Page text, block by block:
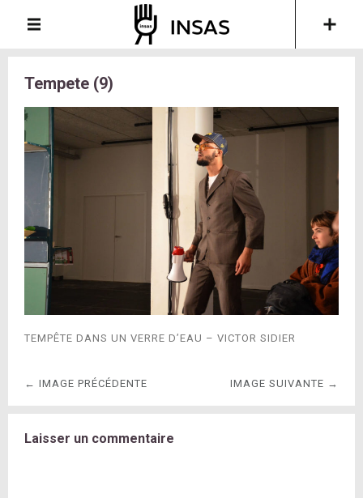
Tempete (9)
TEMPÊTE DANS UN VERRE D’EAU – VICTOR SIDIER
← IMAGE PRÉCÉDENTE IMAGE SUIVANTE →
Laisser un commentaire